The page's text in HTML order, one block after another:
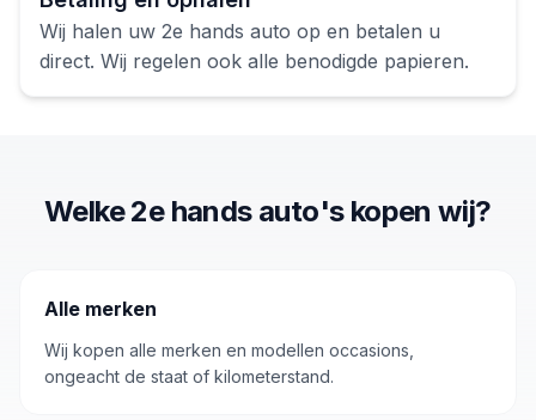
Wij halen uw 2e hands auto op en betalen u
direct. Wij regelen ook alle benodigde papieren.
Welke 2e hands auto's kopen wij?
Alle merken
Wij kopen alle merken en modellen occasions,
ongeacht de staat of kilometerstand.